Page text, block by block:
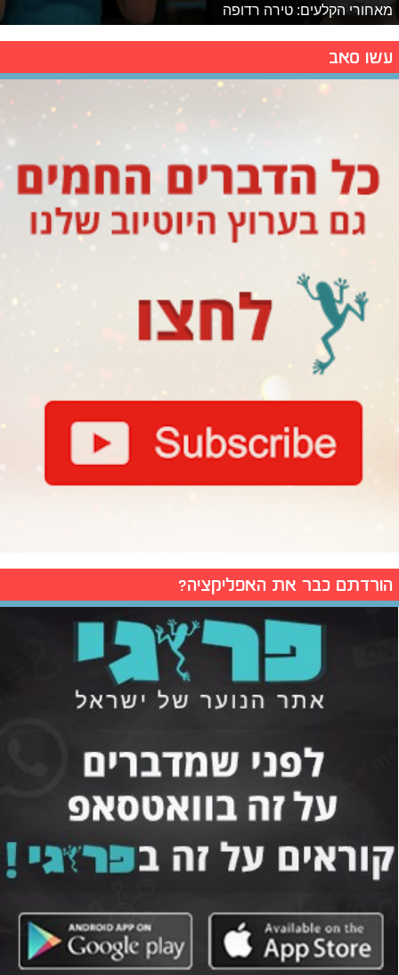
מאחורי הקלעים: טירה רדופה
עשו סאב
הורדתם כבר את האפליקציה?